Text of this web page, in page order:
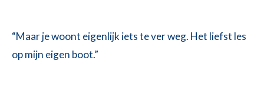
“Maar je woont eigenlijk iets te ver weg. Het liefst les
op mijn eigen boot.”